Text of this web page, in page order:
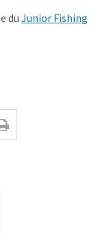
du Junior Fishing